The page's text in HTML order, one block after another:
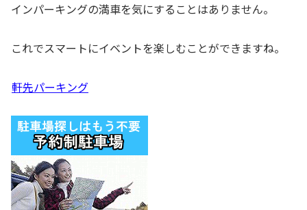
インパーキングの満車を気にすることはありません。
これでスマートにイベントを楽しむことができますね。
軒先パーキング